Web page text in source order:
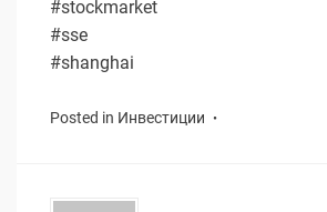
#stockmarket
#sse
#shanghai
Posted in Инвестиции